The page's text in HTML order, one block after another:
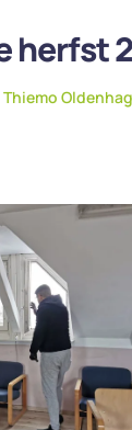
herfst
Thiemo